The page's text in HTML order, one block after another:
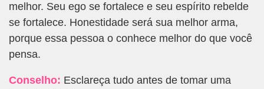
melhor. Seu ego se fortalece e seu espírito rebelde
se fortalece. Honestidade será sua melhor arma,
porque essa pessoa o conhece melhor do que você
pensa.
Conselho: Esclareça tudo antes de tomar uma